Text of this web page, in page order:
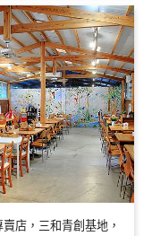
店，三和青創基地，